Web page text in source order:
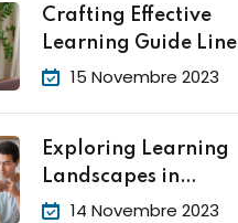
Crafting Effective
Learning Guide Line
15 Novembre 2023
Exploring Learning
Landscapes in
Academic
14 Novembre 2023